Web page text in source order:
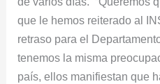
que le hemos reiterado al
retraso para el
tenemos la misma
país, ellos manifiestan que